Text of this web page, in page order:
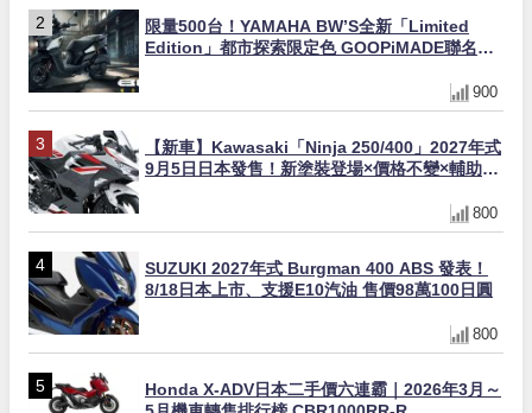
限量500台！YAMAHA BW’S全新「Limited
Edition」都市探索限定色 GOOPiMADE聯名包
900
【新車】Kawasaki「Ninja 250/400」2027年式
9月5日日本發售！新塗裝登場×價格不變×輔助滑
800
SUZUKI 2027年式 Burgman 400 ABS 發表！
8/18日本上市、支援E10汽油 售價98萬100日圓
800
Honda X-ADV日本二手價六連霸｜2026年3月～